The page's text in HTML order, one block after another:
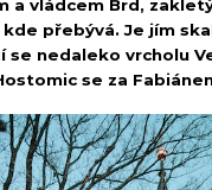
a vládcem Brd,
přebývá. Je jím
se nedaleko vrcholu
se za